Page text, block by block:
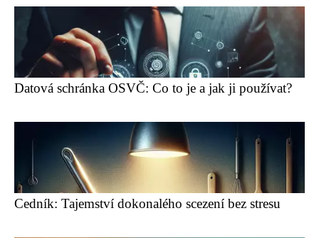
Datová schránka OSVČ: Co to je a jak ji používat?
Cedník: Tajemství dokonalého scezení bez stresu